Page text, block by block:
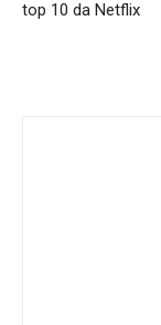
top 10 da Netflix